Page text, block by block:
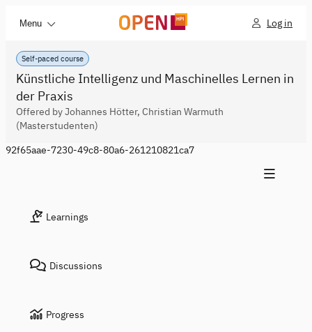
Menu Log in
Self-paced course
Künstliche Intelligenz und Maschinelles Lernen in
der Praxis
Offered by Johannes Hötter, Christian Warmuth
(Masterstudenten)
92f65aae-7230-49c8-80a6-261210821ca7
Learnings
Discussions
Progress